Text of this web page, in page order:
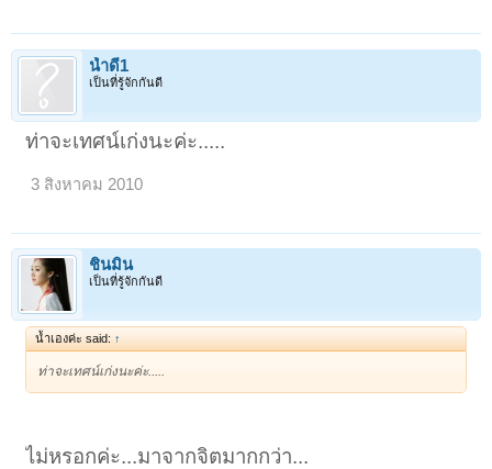
น้ำดี1
เป็นที่รู้จักกันดี
ท่าจะเทศน์เก่งนะค่ะ.....
3 สิงหาคม 2010
ชินมิน
เป็นที่รู้จักกันดี
น้ำเองค่ะ said: ↑
ท่าจะเทศน์เก่งนะค่ะ.....
ไม่หรอกค่ะ...มาจากจิตมากกว่า...